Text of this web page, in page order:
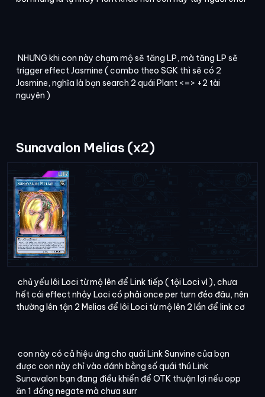
NHƯNG khi con này chạm mộ sẽ tăng LP, mà tăng LP sẽ
trigger effect Jasmine ( combo theo SGK thì sẽ có 2
Jasmine, nghĩa là bạn search 2 quái Plant <=> +2 tài
nguyên )
Sunavalon Melias (x2)
chủ yếu lôi Loci từ mộ lên để Link tiếp ( tội Loci vl ), chưa
hết cái effect nhảy Loci có phải once per turn đéo đâu, nên
thường lên tận 2 Melias để lôi Loci từ mộ lên 2 lần để link cơ
con này có cả hiệu ứng cho quái Link Sunvine của bạn
được con này chỉ vào đánh bằng số quái thú Link
Sunavalon bạn đang điều khiển để OTK thuận lợi nếu opp
ăn 1 đống negate mà chưa surr